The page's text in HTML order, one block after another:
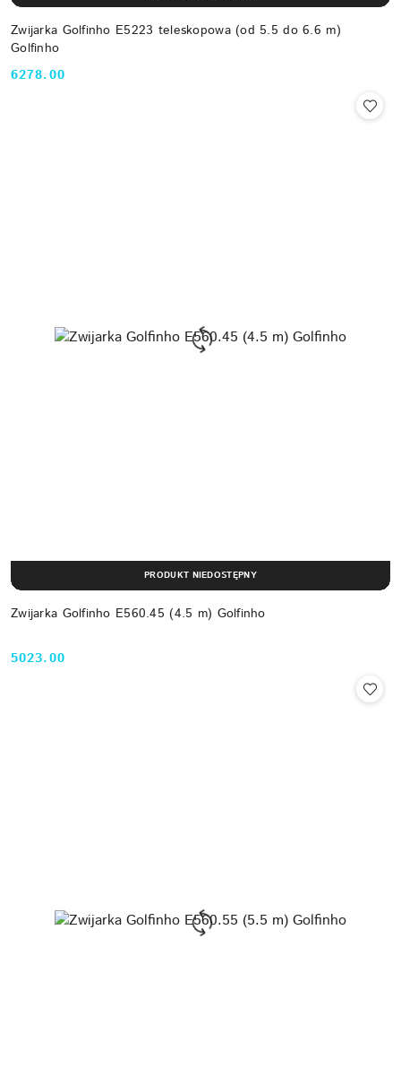
Zwijarka Golfinho E5223 teleskopowa (od 5.5 do 6.6 m)
Golfinho
Cena:
6278.00
Zwijarka Golfinho E560.45 (4.5 m) Golfinho
Cena:
5023.00
PRODUKT NIEDOSTĘPNY